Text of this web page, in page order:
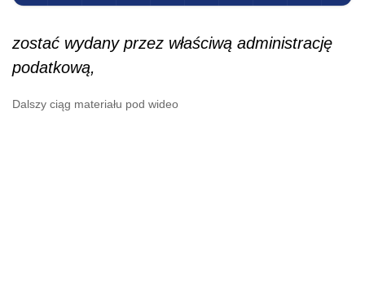
zostać wydany przez właściwą administrację
podatkową,
Dalszy ciąg materiału pod wideo